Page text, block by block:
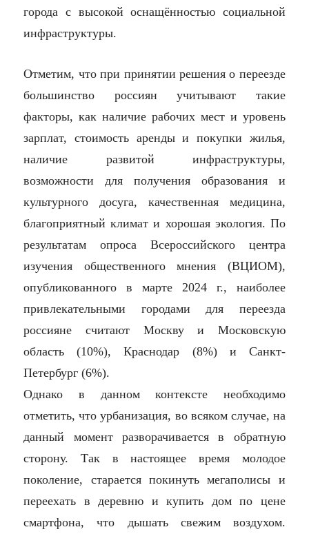
города с высокой оснащённостью социальной
инфраструктуры.
Отметим, что при принятии решения о переезде
большинство россиян учитывают такие
факторы, как наличие рабочих мест и уровень
зарплат, стоимость аренды и покупки жилья,
наличие развитой инфраструктуры,
возможности для получения образования и
культурного досуга, качественная медицина,
благоприятный климат и хорошая экология. По
результатам опроса Всероссийского центра
изучения общественного мнения (ВЦИОМ),
опубликованного в марте 2024 г., наиболее
привлекательными городами для переезда
россияне считают Москву и Московскую
область (10%), Краснодар (8%) и Санкт-
Петербург (6%).
Однако в данном контексте необходимо
отметить, что урбанизация, во всяком случае, на
данный момент разворачивается в обратную
сторону. Так в настоящее время молодое
поколение, старается покинуть мегаполисы и
переехать в деревню и купить дом по цене
смартфона, что дышать свежим воздухом.